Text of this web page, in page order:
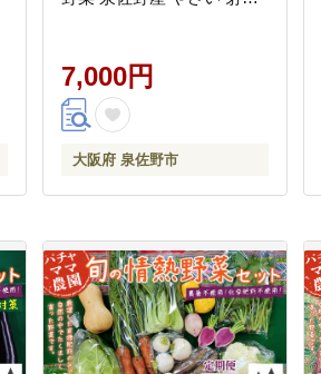
7,000円
大阪府 泉佐野市